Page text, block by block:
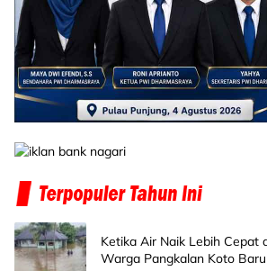
Ketika Air Naik Lebih Cepat
Warga Pangkalan Koto